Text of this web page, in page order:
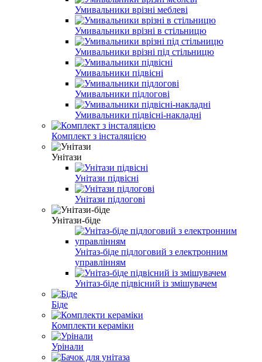
Умивальники врізні меблеві
Умивальники врізні в стільницю
Умивальники врізні під стільницю
Умивальники підвісні
Умивальники підлогові
Умивальники підвісні-накладні
Комплект з інсталяцією
Унітази
Унітази підвісні
Унітази підлогові
Унітази-біде
Унітаз-біде підлоговий з електронним
управлінням
Унітаз-біде підвісний із змішувачем
Біде
Комплекти кераміки
Урінали